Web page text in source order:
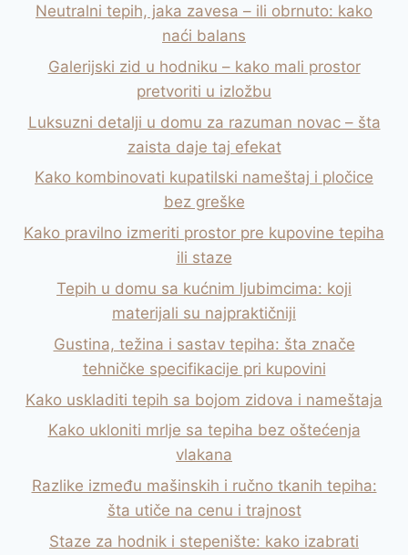
Neutralni tepih, jaka zavesa – ili obrnuto: kako
naći balans
Galerijski zid u hodniku – kako mali prostor
pretvoriti u izložbu
Luksuzni detalji u domu za razuman novac – šta
zaista daje taj efekat
Kako kombinovati kupatilski nameštaj i pločice
bez greške
Kako pravilno izmeriti prostor pre kupovine tepiha
ili staze
Tepih u domu sa kućnim ljubimcima: koji
materijali su najpraktičniji
Gustina, težina i sastav tepiha: šta znače
tehničke specifikacije pri kupovini
Kako uskladiti tepih sa bojom zidova i nameštaja
Kako ukloniti mrlje sa tepiha bez oštećenja
vlakana
Razlike između mašinskih i ručno tkanih tepiha:
šta utiče na cenu i trajnost
Staze za hodnik i stepenište: kako izabrati